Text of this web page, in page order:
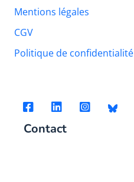
Mentions légales
CGV
Politique de confidentialité
Contact